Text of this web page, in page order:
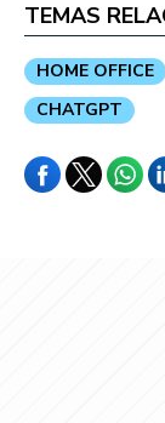
TEMAS
HOME OFFICE
CHATGPT